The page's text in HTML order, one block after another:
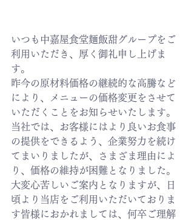
いつも中嘉屋食堂麺飯甜グループをご
利用いただき、厚く御礼申し上げま
す。
昨今の原材料価格の継続的な高騰など
により、メニューの価格変更をさせて
いただくことをお知らせいたします。
当社では、お客様にはより良いお食事
の提供をできるよう、企業努力を続け
てまいりましたが、さまざま理由によ
り、価格の維持が困難となりました。
大変心苦しいご案内となりますが、日
頃より当店をご利用いただいておりま
す皆様におかれましては、何卒ご理解